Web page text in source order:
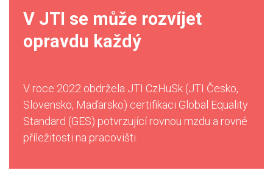
V JTI se může rozvíjet
opravdu každý
V roce 2022 obdržela JTI CzHuSk (JTI Česko,
Slovensko, Maďarsko) certifikaci Global Equality
Standard (GES) potvrzující rovnou mzdu a rovné
příležitosti na pracovišti.